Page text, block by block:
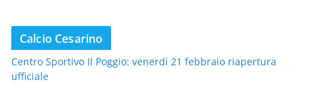
Calcio Cesarino
Centro Sportivo Il Poggio: venerdì 21 febbraio riapertura
ufficiale